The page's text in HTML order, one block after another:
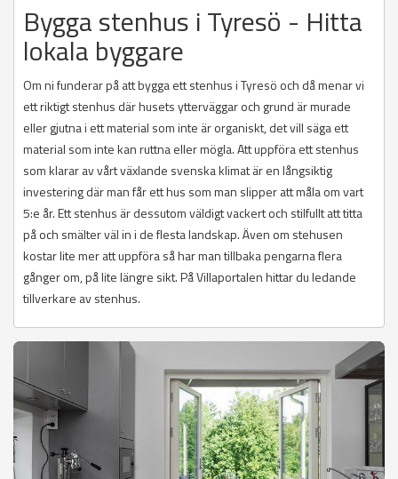
Bygga stenhus i Tyresö - Hitta
lokala byggare
Om ni funderar på att bygga ett stenhus i Tyresö och då menar vi
ett riktigt stenhus där husets ytterväggar och grund är murade
eller gjutna i ett material som inte är organiskt, det vill säga ett
material som inte kan ruttna eller mögla. Att uppföra ett stenhus
som klarar av vårt växlande svenska klimat är en långsiktig
investering där man får ett hus som man slipper att måla om vart
5:e år. Ett stenhus är dessutom väldigt vackert och stilfullt att titta
på och smälter väl in i de flesta landskap. Även om stehusen
kostar lite mer att uppföra så har man tillbaka pengarna flera
gånger om, på lite längre sikt. På Villaportalen hittar du ledande
tillverkare av stenhus.